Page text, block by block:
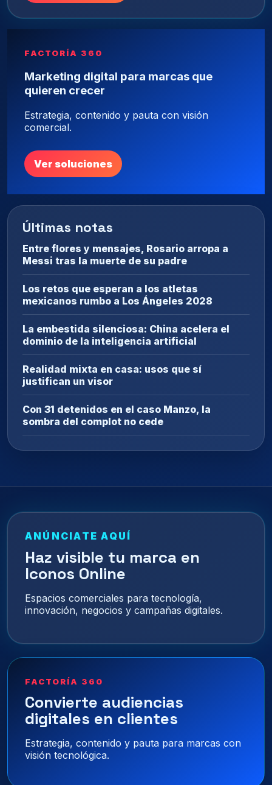
FACTORÍA 360
Marketing digital para marcas que
quieren crecer
Estrategia, contenido y pauta con visión
comercial.
Ver soluciones
Últimas notas
Entre flores y mensajes, Rosario arropa a
Messi tras la muerte de su padre
Los retos que esperan a los atletas
mexicanos rumbo a Los Ángeles 2028
La embestida silenciosa: China acelera el
dominio de la inteligencia artificial
Realidad mixta en casa: usos que sí
justifican un visor
Con 31 detenidos en el caso Manzo, la
sombra del complot no cede
ANÚNCIATE AQUÍ
Haz visible tu marca en
Iconos Online
Espacios comerciales para tecnología,
innovación, negocios y campañas digitales.
FACTORÍA 360
Convierte audiencias
digitales en clientes
Estrategia, contenido y pauta para marcas con
visión tecnológica.